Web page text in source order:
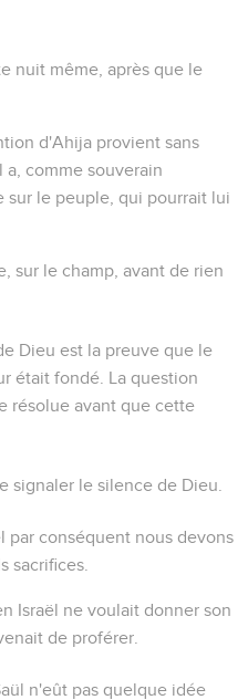
nuit même, après que le
d'Ahija provient sans
comme souverain
sur le peuple, qui pourrait lui
sur le champ, avant de rien
Dieu est la preuve que le
était fondé. La question
résolue avant que cette
signaler le silence de Dieu.
par conséquent nous devons
sacrifices.
Israël ne voulait donner son
de proférer.
n'eût pas quelque idée